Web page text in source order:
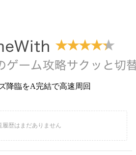
降臨をA完結で高速周回